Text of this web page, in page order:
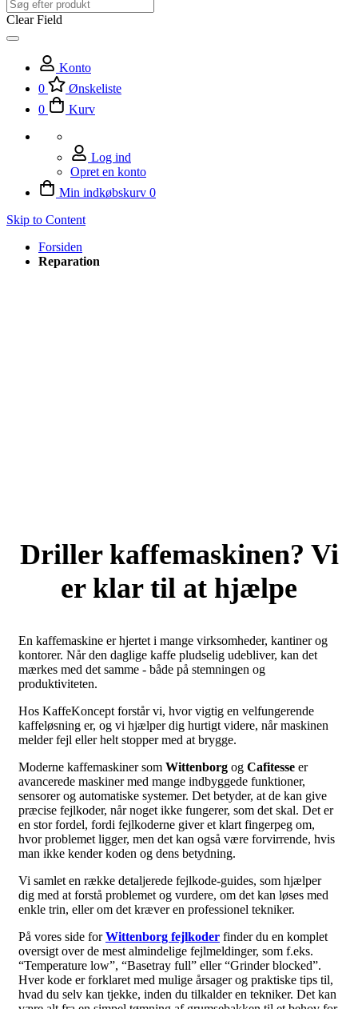
Clear Field
Konto
0
Ønskeliste
0
Kurv
Log ind
Opret en konto
Min indkøbskurv 0
Skip to Content
Forsiden
Reparation
Driller kaffemaskinen? Vi
er klar til at hjælpe
En kaffemaskine er hjertet i mange virksomheder, kantiner og
kontorer. Når den daglige kaffe pludselig udebliver, kan det
mærkes med det samme - både på stemningen og
produktiviteten.
Hos KaffeKoncept forstår vi, hvor vigtig en velfungerende
kaffeløsning er, og vi hjælper dig hurtigt videre, når maskinen
melder fejl eller helt stopper med at brygge.
Moderne kaffemaskiner som Wittenborg og Cafitesse er
avancerede maskiner med mange indbyggede funktioner,
sensorer og automatiske systemer. Det betyder, at de kan give
præcise fejlkoder, når noget ikke fungerer, som det skal. Det er
en stor fordel, fordi fejlkoderne giver et klart fingerpeg om,
hvor problemet ligger, men det kan også være forvirrende, hvis
man ikke kender koden og dens betydning.
Vi samlet en række detaljerede fejlkode-guides, som hjælper
dig med at forstå problemet og vurdere, om det kan løses med
enkle trin, eller om det kræver en professionel tekniker.
På vores side forWittenborg fejlkoder finder du en komplet
oversigt over de mest almindelige fejlmeldinger, som f.eks.
“Temperature low”, “Basetray full” eller “Grinder blocked”.
Hver kode er forklaret med mulige årsager og praktiske tips til,
hvad du selv kan tjekke, inden du tilkalder en tekniker. Det kan